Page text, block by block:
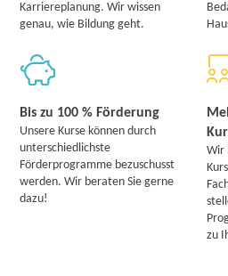
Karriereplanung. Wir wissen
genau, wie Bildung geht.
Bis zu 100 % Förderung
Unsere Kurse können durch
unterschiedlichste
Förderprogramme bezuschusst
werden. Wir beraten Sie gerne
dazu!
Wir
zu